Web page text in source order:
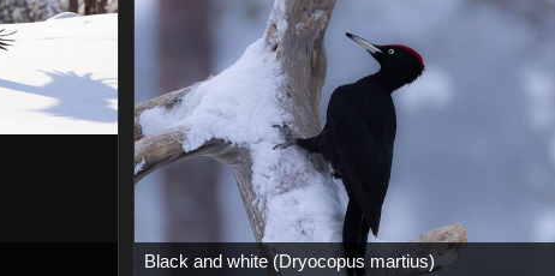
Black and white (Dryocopus martius)